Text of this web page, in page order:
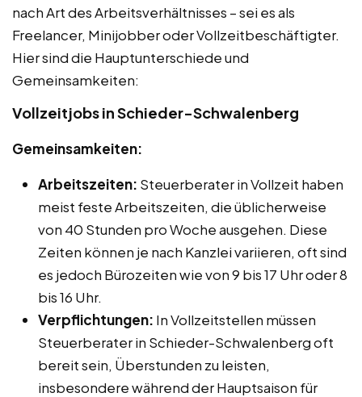
nach Art des Arbeitsverhältnisses – sei es als
Freelancer, Minijobber oder Vollzeitbeschäftigter.
Hier sind die Hauptunterschiede und
Gemeinsamkeiten:
Vollzeitjobs in Schieder-Schwalenberg
Gemeinsamkeiten:
Arbeitszeiten: Steuerberater in Vollzeit haben
meist feste Arbeitszeiten, die üblicherweise
von 40 Stunden pro Woche ausgehen. Diese
Zeiten können je nach Kanzlei variieren, oft sind
es jedoch Bürozeiten wie von 9 bis 17 Uhr oder 8
bis 16 Uhr.
Verpflichtungen: In Vollzeitstellen müssen
Steuerberater in Schieder-Schwalenberg oft
bereit sein, Überstunden zu leisten,
insbesondere während der Hauptsaison für